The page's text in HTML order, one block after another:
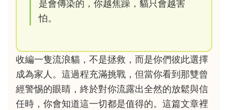
是會傳染的，你越焦躁，貓只會越害
怕。
收編一隻流浪貓，不是拯救，而是你們彼此選擇
成為家人。這過程充滿挑戰，但當你看到那雙曾
經警惕的眼睛，終於對你流露出全然的放鬆與信
任時，你會知道這一切都是值得的。這篇文章裡